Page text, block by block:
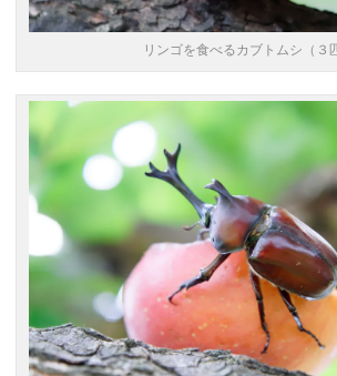
リンゴを食べるカブトムシ（３